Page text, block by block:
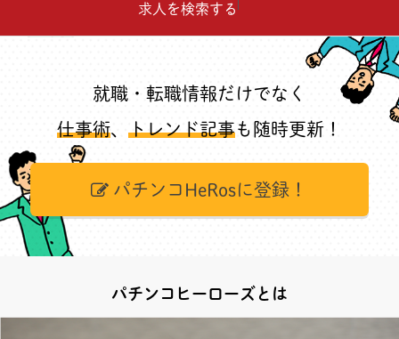
求人を検索する
就職・転職情報だけでなく
仕事術、 トレンド記事も随時更新！
パチンコHeRosに登録！
パチンコヒーローズとは